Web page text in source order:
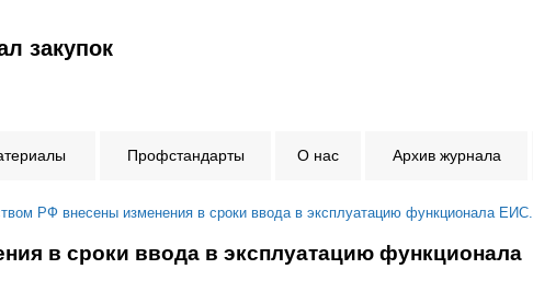
закупок
Профстандарты О нас Архив журнала
РФ внесены изменения в сроки ввода в эксплуатацию функционала ЕИС.
в сроки ввода в эксплуатацию функционала